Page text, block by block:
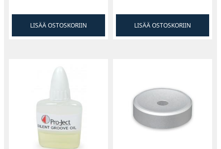
LISÄÄ OSTOSKORIIN LISÄÄ OSTOSKORIIN